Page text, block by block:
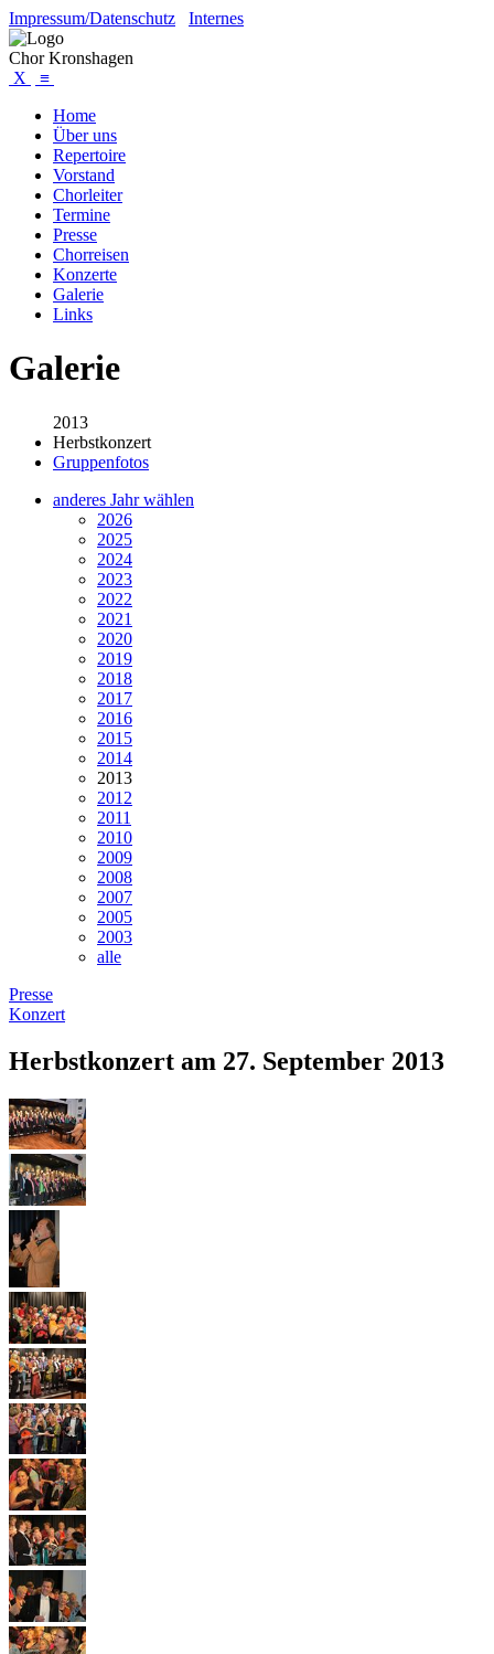
Impressum/Datenschutz Internes
Chor Kronshagen
X
≡
Home
Über uns
Repertoire
Vorstand
Chorleiter
Termine
Presse
Chorreisen
Konzerte
Galerie
Links
Galerie
2013
Herbstkonzert
Gruppenfotos
anderes Jahr wählen
2026
2025
2024
2023
2022
2021
2020
2019
2018
2017
2016
2015
2014
2013
2012
2011
2010
2009
2008
2007
2005
2003
alle
Presse
Konzert
Herbstkonzert am 27. September 2013